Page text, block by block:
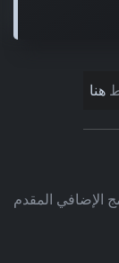
هنا
الإضافي المقدم